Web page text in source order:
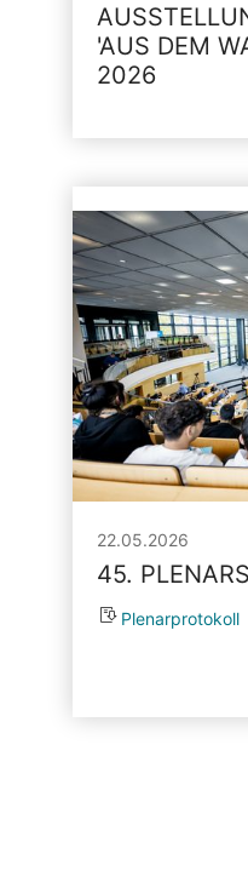
'AUS DEM
2026
22.05.2026
45.
Plenarprotokoll